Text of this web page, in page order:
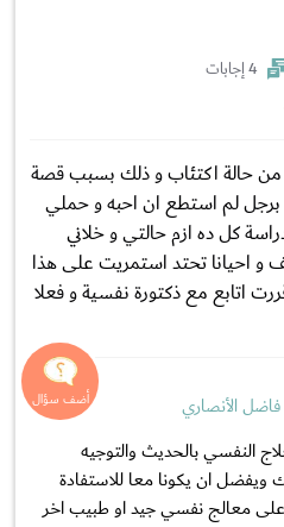
4 إجابات
من حالة اكتئاب و ذلك بسبب قصة
لم استطع ان احبه و حملي
كل ده ازم حالتي و خلاني
و احيانا تحتد استمريت على هذا
قررت اتابع مع ذكتورة نفسية و فعلا
فاضل الأنصاري
النفسي بالحديث والتوجيه
ويفضل ان يكونا معا للاستفادة
معالج نفسي جيد او طبيب اخر